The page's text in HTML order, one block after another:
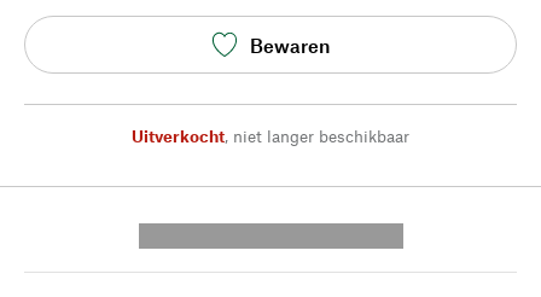
Bewaren
Uitverkocht, niet langer beschikbaar